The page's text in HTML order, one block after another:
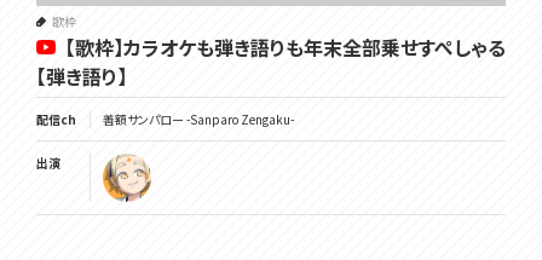
歌枠
【歌枠】カラオケも弾き語りも年末全部乗せすぺしゃる
【弾き語り】
配信ch 善額サンパロー -Sanparo Zengaku-
出演